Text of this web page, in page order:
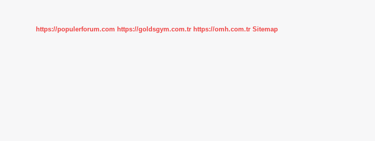
Ne
https://populerforum.com https://goldsgym.com.tr https://omh.com.tr Sitemap